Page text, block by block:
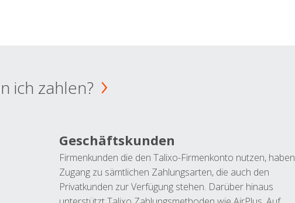
ich zahlen?
Geschäftskunden
Firmenkunden die den Talixo-Firmenkonto nutzen, haben
Zugang zu sämtlichen Zahlungsarten, die auch den
Privatkunden zur Verfügung stehen. Darüber hinaus